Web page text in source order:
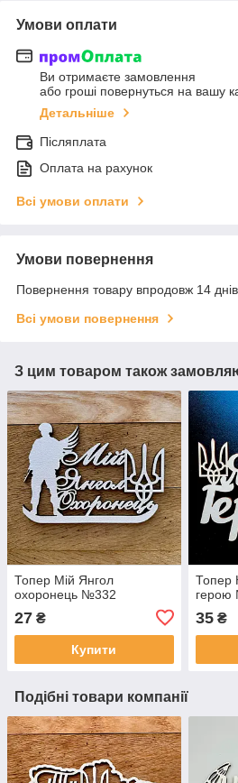
Умови оплати
Ви отримаєте замовлення
або гроші повернуться на вашу
Детальніше
Післяплата
Оплата на рахунок
Всі умови оплати
Умови повернення
Повернення товару впродовж 14
Всі умови повернення
З цим товаром також
Топер Мій Янгол
охоронець №332
27 ₴
Купити
Топер
35₴
Подібні товари компанії